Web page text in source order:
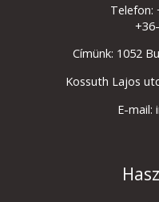
Telefon:
Címünk: 1052
Kossuth Lajos
E-mail: